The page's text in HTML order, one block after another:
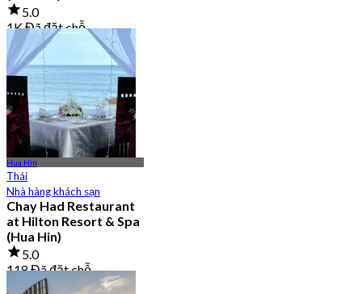
5.0
1K Đã đặt chỗ
Từ ฿ 595
Hua Hin
Thái
Nhà hàng khách sạn
Chay Had Restaurant
at Hilton Resort & Spa
(Hua Hin)
5.0
118 Đã đặt chỗ
฿ 2,250